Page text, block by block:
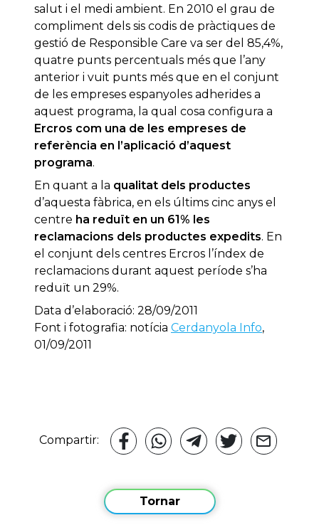
salut i el medi ambient. En 2010 el grau de
compliment dels sis codis de pràctiques de
gestió de Responsible Care va ser del 85,4%,
quatre punts percentuals més que l’any
anterior i vuit punts més que en el conjunt
de les empreses espanyoles adherides a
aquest programa, la qual cosa configura a
Ercros com una de les empreses de
referència en l’aplicació d’aquest
programa.
En quant a la qualitat dels productes
d’aquesta fàbrica, en els últims cinc anys el
centre ha reduït en un 61% les
reclamacions dels productes expedits. En
el conjunt dels centres Ercros l’índex de
reclamacions durant aquest període s’ha
reduït un 29%.
Data d’elaboració: 28/09/2011
Font i fotografia: notícia Cerdanyola Info,
01/09/2011
Compartir:
Tornar